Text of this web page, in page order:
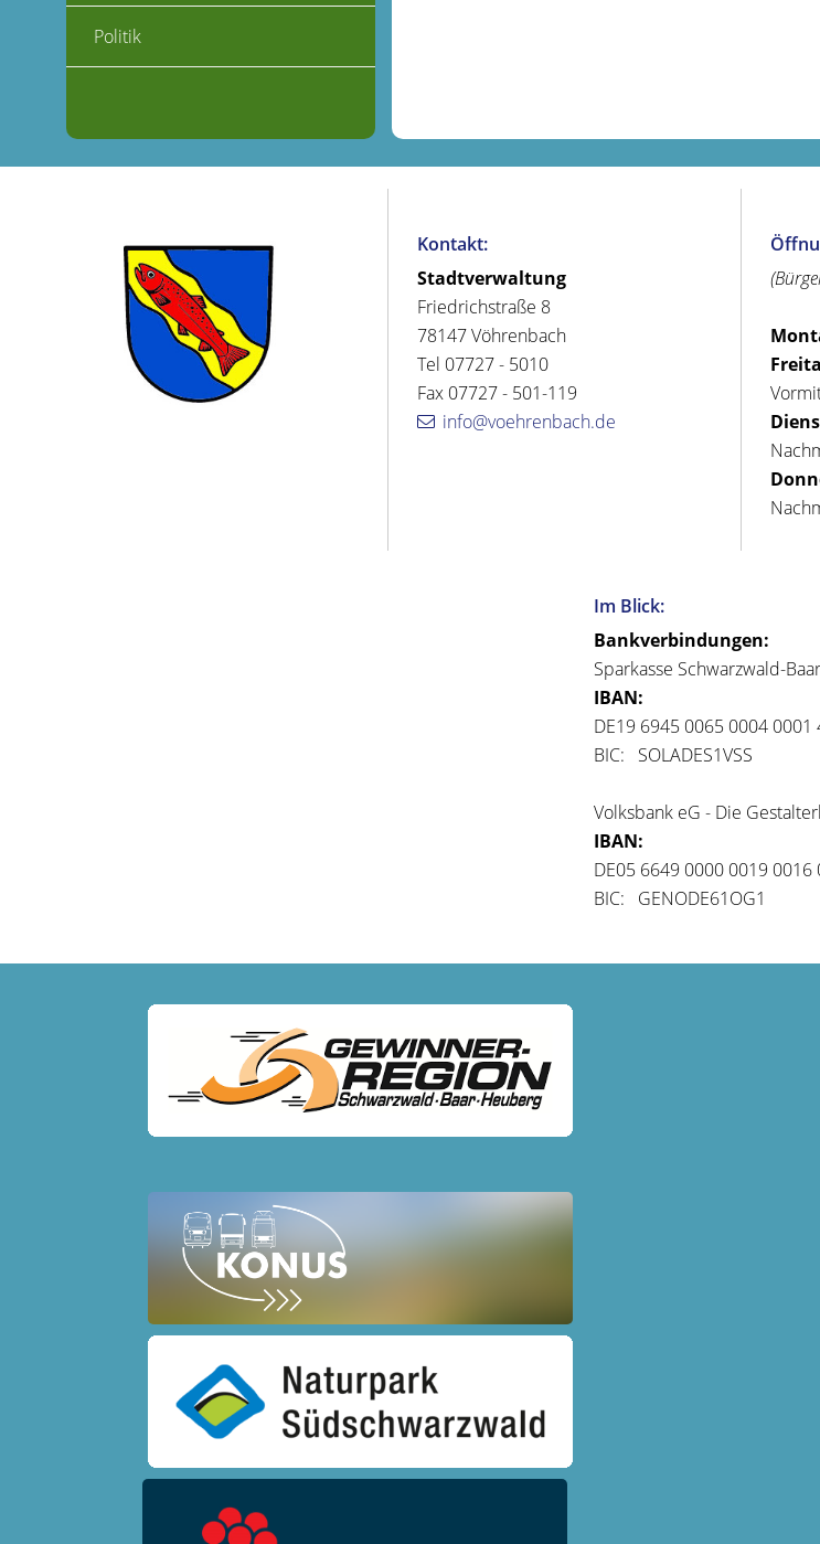
Politik
Kontakt:
Stadtverwaltung
Friedrichstraße 8
78147 Vöhrenbach
Tel 07727 - 5010
Fax 07727 - 501-119
info@voehrenbach.de
Im Blick:
Bankverbindungen:
Sparkasse Schwarzwald-Baar
IBAN:
DE19 6945 0065 0004 0001
BIC: SOLADES1VSS
Volksbank eG - Die
IBAN:
DE05 6649 0000 0019 0016
BIC: GENODE61OG1